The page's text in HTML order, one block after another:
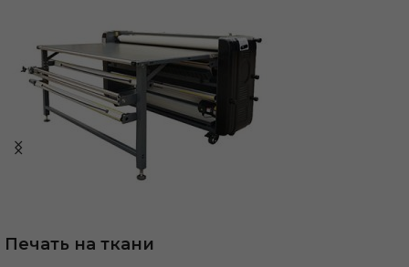
Печать на ткани